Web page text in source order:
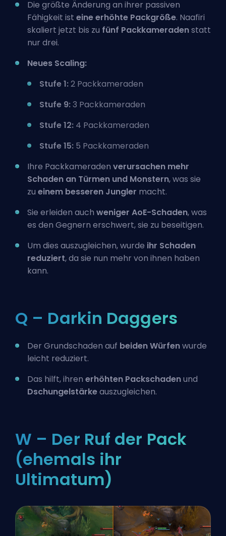
Die größte Änderung an ihrer passiven
Fähigkeit ist eine erhöhte Packgröße. Naafiri
skaliert jetzt bis zu fünf Packkameradenstatt
nur drei.
Neues Scaling:
Stufe 1:2 Packkameraden
Stufe 9:3 Packkameraden
Stufe 12: 4 Packkameraden
Stufe 15: 5 Packkameraden
Ihre Packkameraden verursachen mehr
Schaden an Türmen und Monstern, was sie
zu einem besseren Jungler macht.
Sie erleiden auch weniger AoE-Schaden, was
es den Gegnern erschwert, sie zu beseitigen.
Um dies auszugleichen, wurde ihr Schaden
reduziert, da sie nun mehr von ihnen haben
kann.
Q – Darkin Daggers
Der Grundschaden auf beiden Würfenwurde
leicht reduziert.
Das hilft, ihren erhöhten Packschadenund
Dschungelstärkeauszugleichen.
W – Der Ruf der Pack
(ehemals ihr
Ultimatum)